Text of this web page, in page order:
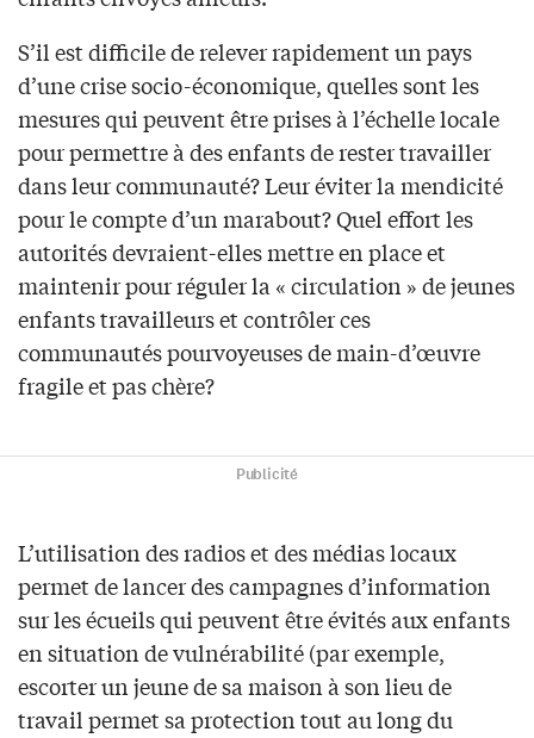
S’il est difficile de relever rapidement un pays
d’une crise socio-économique, quelles sont les
mesures qui peuvent être prises à l’échelle locale
pour permettre à des enfants de rester travailler
dans leur communauté? Leur éviter la mendicité
pour le compte d’un marabout? Quel effort les
autorités devraient-elles mettre en place et
maintenir pour réguler la « circulation » de jeunes
enfants travailleurs et contrôler ces
communautés pourvoyeuses de main-d’œuvre
fragile et pas chère?
Publicité
L’utilisation des radios et des médias locaux
permet de lancer des campagnes d’information
sur les écueils qui peuvent être évités aux enfants
en situation de vulnérabilité (par exemple,
escorter un jeune de sa maison à son lieu de
travail permet sa protection tout au long du